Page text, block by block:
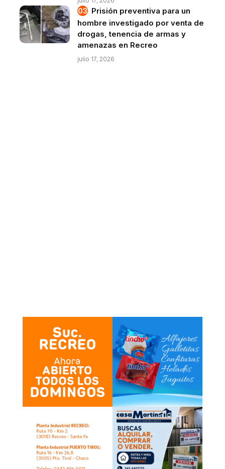
Prisión preventiva para un
hombre investigado por venta de
drogas, tenencia de armas y
amenazas en Recreo
julio 17, 2026